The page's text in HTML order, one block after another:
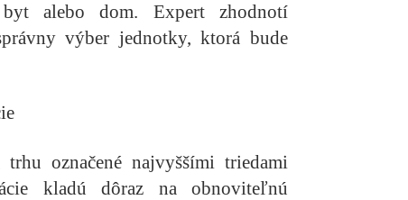
alebo dom. Expert zhodnotí
výber jednotky, ktorá bude
označené najvyššími triedami
kladú dôraz na obnoviteľnú